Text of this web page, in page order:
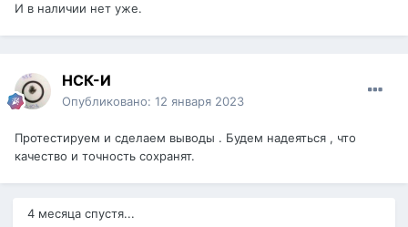
И в наличии нет уже.
НСК-И
Опубликовано: 12 января 2023
Протестируем и сделаем выводы . Будем надеяться , что
качество и точность сохранят.
4 месяца спустя...